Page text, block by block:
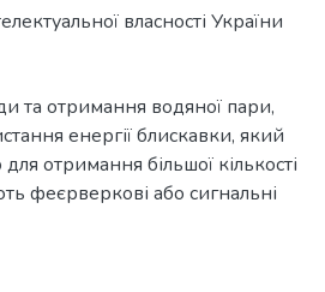
власності України
та отримання водяної пари,
енергії блискавки, який
отримання більшої кількості
феєрверкові або сигнальні